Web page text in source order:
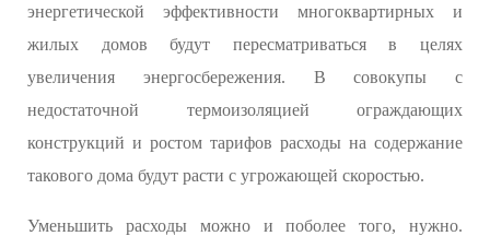
энергетической эффективности многоквартирных и
жилых домов будут пересматриваться в целях
увеличения энергосбережения. В совокупы с
недостаточной термоизоляцией ограждающих
конструкций и ростом тарифов расходы на содержание
такового дома будут расти с угрожающей скоростью.
Уменьшить расходы можно и поболее того, нужно.